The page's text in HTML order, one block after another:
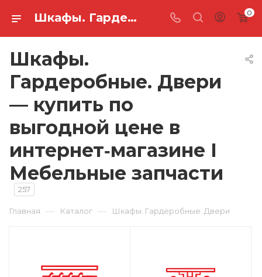
Шкафы. Гардеробные. Двери — купить по выгодной цене в интернет‑магазине I Мебельные запчасти 0
Шкафы.
Гардеробные. Двери
— купить по
выгодной цене в
интернет‑магазине I
Мебельные запчасти
257
Главная — Каталог — Шкафы. Гардеробные. Двери